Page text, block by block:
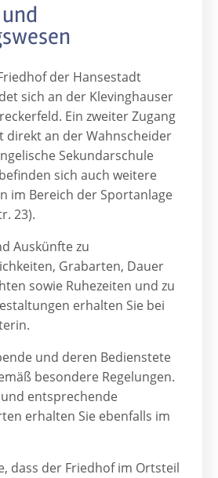
der Hansestadt
sich an der Klevinghauser
Ein zweiter Zugang
direkt an der Wahnscheider
Sekundarschule
sich auch weitere
im Bereich der Sportanlage
23).
Auskünfte zu
Grabarten, Dauer
sowie Ruhezeiten und zu
erhalten Sie bei
und deren Bedienstete
besondere Regelungen.
entsprechende
erhalten Sie ebenfalls im
dass der Friedhof im Ortsteil